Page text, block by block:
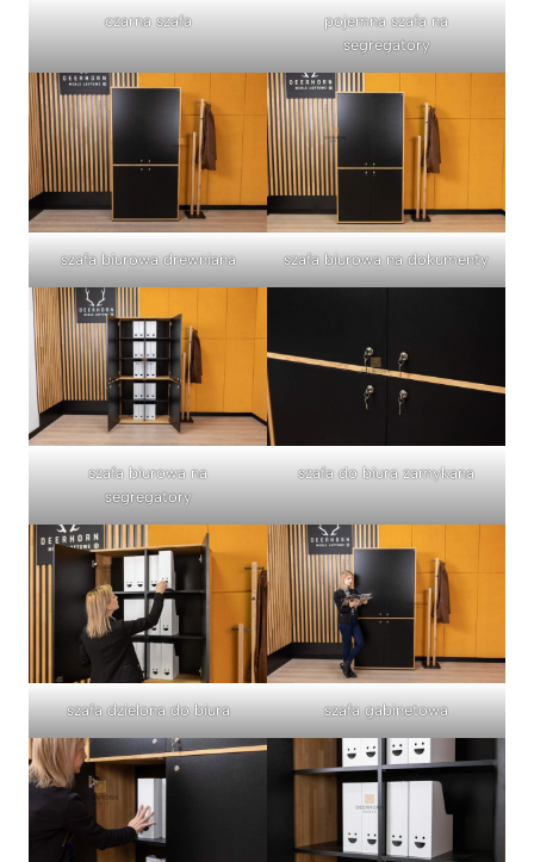
czarna szafa
pojemna szafa na
segregatory
szafa biurowa drewniana szafa biurowa na dokumenty
szafa biurowa na
segregatory
szafa do biura zamykana
szafa dzielona do biura szafa gabinetowa